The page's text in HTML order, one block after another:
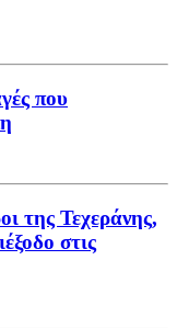
που
της Τεχεράνης,
στις